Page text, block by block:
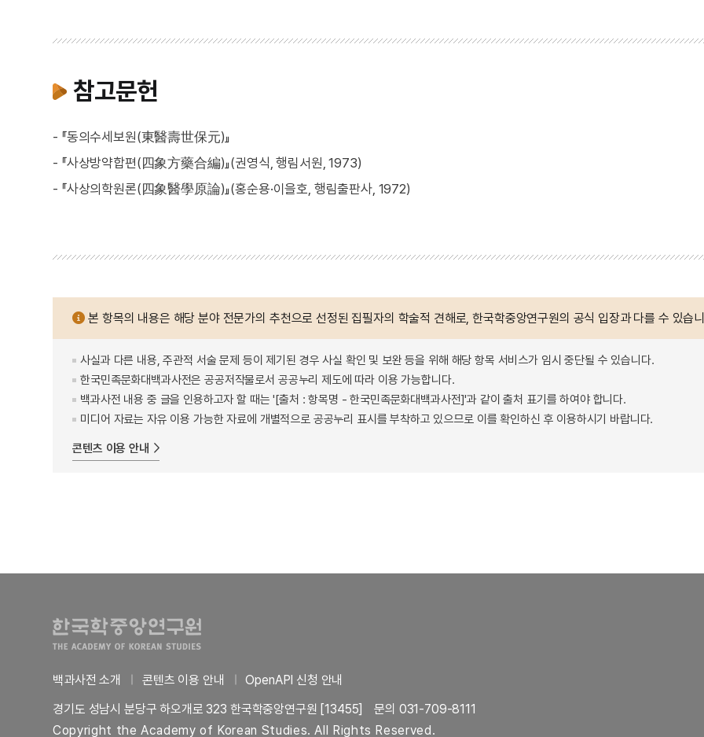
참고문헌
- 『동의수세보원(東醫壽世保元)』
- 『사상방약합편(四象方藥合編)』(권영식, 행림서원, 1973)
- 『사상의학원론(四象醫學原論)』(홍순용·이을호, 행림출판사, 1972)
본 항목의 내용은 해당 분야 전문가의 추천으로 선정된 집필자의 학술적 견해로, 한국학중앙연구원의 공식 입장과 다를 수 있습
사실과 다른 내용, 주관적 서술 문제 등이 제기된 경우 사실 확인 및 보완 등을 위해 해당 항목 서비스가 임시 중단될 수 있습니다.
한국민족문화대백과사전은 공공저작물로서 공공누리 제도에 따라 이용 가능합니다.
백과사전 내용 중 글을 인용하고자 할 때는 '[출처 : 항목명 - 한국민족문화대백과사전]'과 같이 출처 표기를 하여야 합니다.
미디어 자료는 자유 이용 가능한 자료에 개별적으로 공공누리 표시를 부착하고 있으므로 이를 확인하신 후 이용하시기 바랍니다.
콘텐츠 이용 안내
백과사전 소개 콘텐츠 이용 안내
OpenAPI 신청 안내
경기도 성남시 분당구 하오개로 323 한국학중앙연구원 [13455]
문의 031-709-8111
Copyright the Academy of Korean Studies. All Rights Reserved.